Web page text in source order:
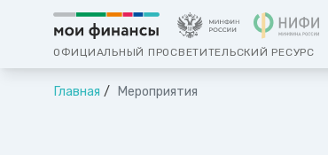
ОФИЦИАЛЬНЫЙ ПРОСВЕТИТЕЛЬСКИЙ РЕСУРС
Главная Мероприятия